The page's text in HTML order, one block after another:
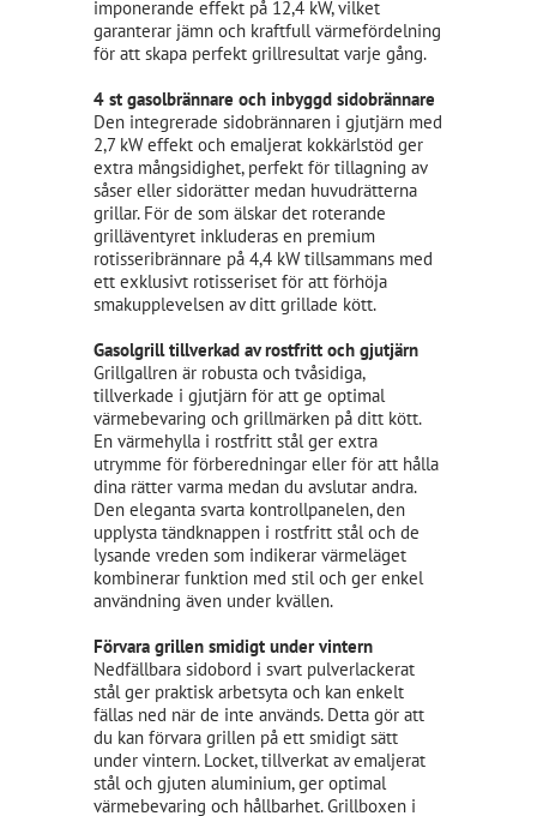
imponerande effekt på 12,4 kW, vilket
garanterar jämn och kraftfull värmefördelning
för att skapa perfekt grillresultat varje gång.
4 st gasolbrännare och inbyggd sidobrännare
Den integrerade sidobrännaren i gjutjärn med
2,7 kW effekt och emaljerat kokkärlstöd ger
extra mångsidighet, perfekt för tillagning av
såser eller sidorätter medan huvudrätterna
grillar. För de som älskar det roterande
grilläventyret inkluderas en premium
rotisseribrännare på 4,4 kW tillsammans med
ett exklusivt rotisseriset för att förhöja
smakupplevelsen av ditt grillade kött.
Gasolgrill tillverkad av rostfritt och gjutjärn
Grillgallren är robusta och tvåsidiga,
tillverkade i gjutjärn för att ge optimal
värmebevaring och grillmärken på ditt kött.
En värmehylla i rostfritt stål ger extra
utrymme för förberedningar eller för att hålla
dina rätter varma medan du avslutar andra.
Den eleganta svarta kontrollpanelen, den
upplysta tändknappen i rostfritt stål och de
lysande vreden som indikerar värmeläget
kombinerar funktion med stil och ger enkel
användning även under kvällen.
Förvara grillen smidigt under vintern
Nedfällbara sidobord i svart pulverlackerat
stål ger praktisk arbetsyta och kan enkelt
fällas ned när de inte används. Detta gör att
du kan förvara grillen på ett smidigt sätt
under vintern. Locket, tillverkat av emaljerat
stål och gjuten aluminium, ger optimal
värmebevaring och hållbarhet. Grillboxen i